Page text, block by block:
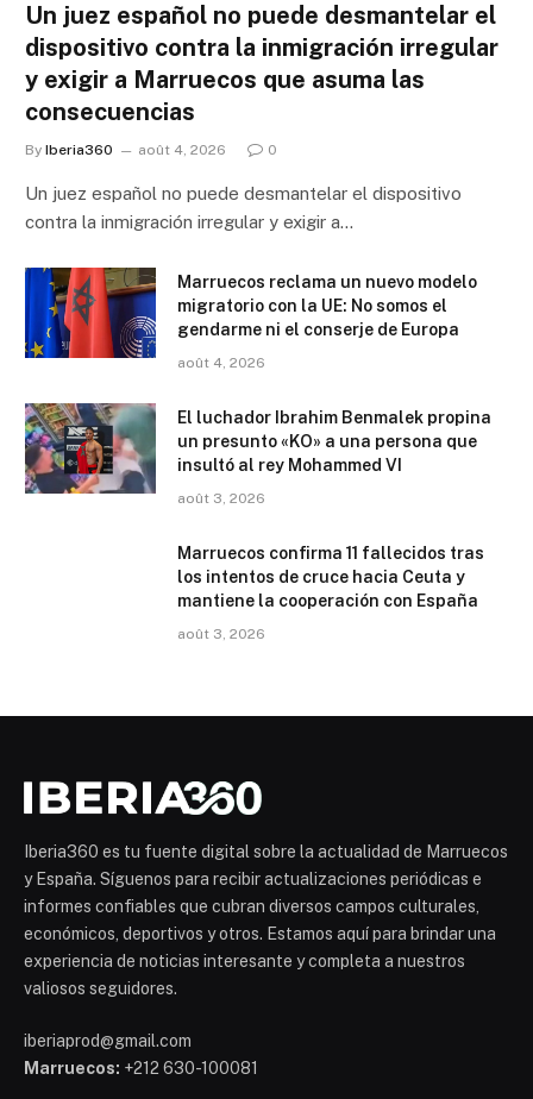
Un juez español no puede desmantelar el
dispositivo contra la inmigración irregular
y exigir a Marruecos que asuma las
consecuencias
By Iberia360 août 4, 2026 0
Un juez español no puede desmantelar el dispositivo
contra la inmigración irregular y exigir a…
Marruecos reclama un nuevo modelo
migratorio con la UE: No somos el
gendarme ni el conserje de Europa
août 4, 2026
El luchador Ibrahim Benmalek propina
un presunto «KO» a una persona que
insultó al rey Mohammed VI
août 3, 2026
Marruecos confirma 11 fallecidos tras
los intentos de cruce hacia Ceuta y
mantiene la cooperación con España
août 3, 2026
Iberia360 es tu fuente digital sobre la actualidad de Marruecos
y España. Síguenos para recibir actualizaciones periódicas e
informes confiables que cubran diversos campos culturales,
económicos, deportivos y otros. Estamos aquí para brindar una
experiencia de noticias interesante y completa a nuestros
valiosos seguidores.
iberiaprod@gmail.com
Marruecos: +212 630-100081